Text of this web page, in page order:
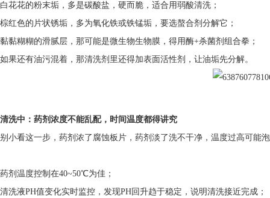
白花花的粉末垢，多是碳酸盐，硬而脆，适合用弱酸清洗；
棕红色的片状锈垢，多为氧化铁或铁锰垢，要选螯合剂分解它；
黏黏糊糊的滑腻层，那可能是微生物生物膜，得用酶+杀菌剂组合拳；
如果还有油污混着，那清洗剂里还得加表面活性剂，让油垢先分解。
清洗中：药剂浓度不能乱配，时间温度都得讲究
别小看这一步，药剂浓了腐蚀板片，药剂淡了洗不干净，温度过高可能
药剂温度控制在40~50℃为佳；
清洗液PH值变化实时监控，发现PH回升趋于稳定，说明清洗接近完成；